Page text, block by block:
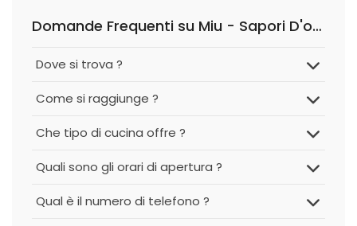
Domande Frequenti su Miu - Sapori D'oriente
Dove si trova ?
Come si raggiunge ?
Che tipo di cucina offre ?
Quali sono gli orari di apertura ?
Qual è il numero di telefono ?